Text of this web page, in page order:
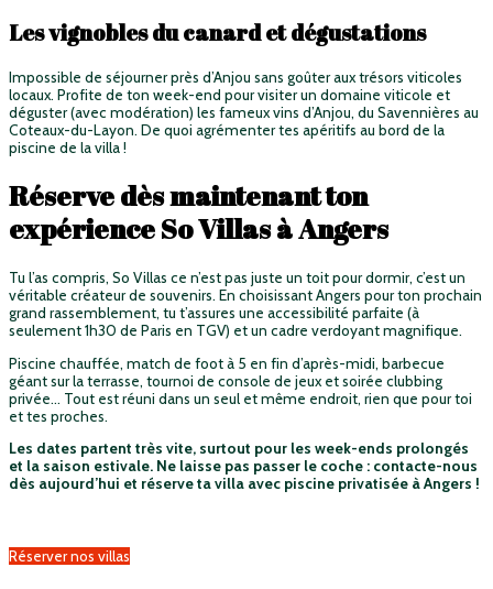
Les vignobles du canard et dégustations
Impossible de séjourner près d’Anjou sans goûter aux trésors viticoles
locaux. Profite de ton week-end pour visiter un domaine viticole et
déguster (avec modération) les fameux vins d’Anjou, du Savennières au
Coteaux-du-Layon. De quoi agrémenter tes apéritifs au bord de la
piscine de la villa !
Réserve dès maintenant ton
expérience So Villas à Angers
Tu l’as compris, So Villas ce n’est pas juste un toit pour dormir, c’est un
véritable créateur de souvenirs. En choisissant Angers pour ton prochain
grand rassemblement, tu t’assures une accessibilité parfaite (à
seulement 1h30 de Paris en TGV) et un cadre verdoyant magnifique.
Piscine chauffée, match de foot à 5 en fin d’après-midi, barbecue
géant sur la terrasse, tournoi de console de jeux et soirée clubbing
privée… Tout est réuni dans un seul et même endroit, rien que pour toi
et tes proches.
Les dates partent très vite, surtout pour les week-ends prolongés
et la saison estivale. Ne laisse pas passer le coche : contacte-nous
dès aujourd’hui et réserve ta villa avec piscine privatisée à Angers !
Réserver nos villas